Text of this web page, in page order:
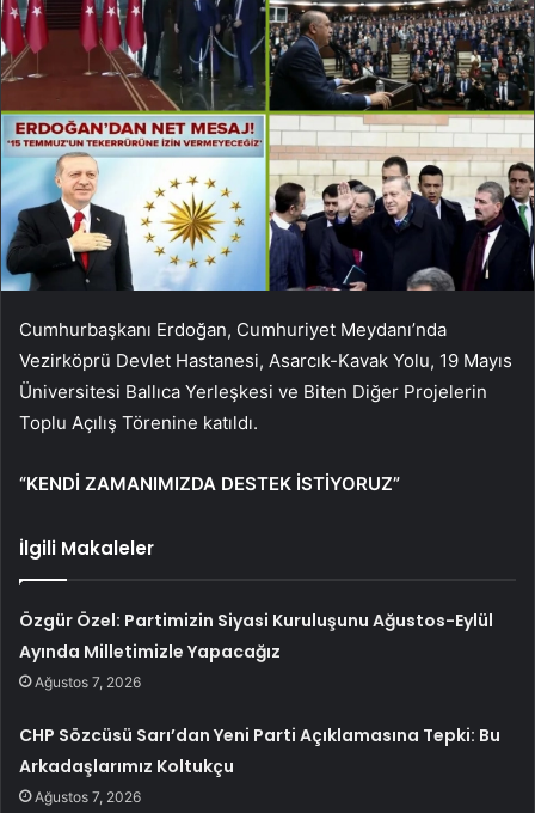
Cumhurbaşkanı Erdoğan, Cumhuriyet Meydanı’nda
Vezirköprü Devlet Hastanesi, Asarcık-Kavak Yolu, 19 Mayıs
Üniversitesi Ballıca Yerleşkesi ve Biten Diğer Projelerin
Toplu Açılış Törenine katıldı.
“KENDİ ZAMANIMIZDA DESTEK İSTİYORUZ”
İlgili Makaleler
Özgür Özel: Partimizin Siyasi Kuruluşunu Ağustos-Eylül
Ayında Milletimizle Yapacağız
Ağustos 7, 2026
CHP Sözcüsü Sarı’dan Yeni Parti Açıklamasına Tepki: Bu
Arkadaşlarımız Koltukçu
Ağustos 7, 2026